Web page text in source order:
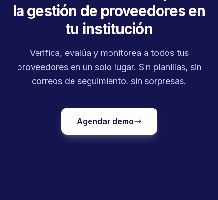
la gestión de proveedores en
tu institución
Verifica, evalúa y monitorea a todos tus
proveedores en un solo lugar. Sin planillas, sin
correos de seguimiento, sin sorpresas.
Agendar demo